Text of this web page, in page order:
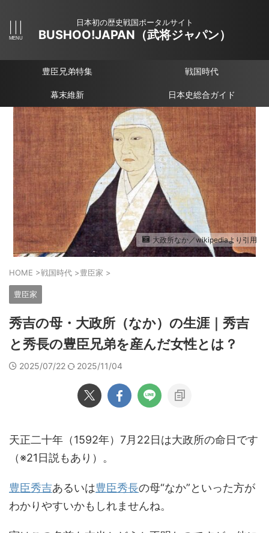
日本初の歴史戦国ポータルサイト
BUSHOO!JAPAN（武将ジャパン）
豊臣兄弟特集 戦国時代
幕末維新 日本史総合ガイド
大政所なか／wikipediaより引用
HOME >戦国時代 >豊臣家 >
豊臣家
秀吉の母・大政所（なか）の生涯｜秀吉
と秀長の豊臣兄弟を産んだ女性とは？
2025/07/22 2025/11/04
天正二十年（1592年）7月22日は大政所の命日です
（※21日説もあり）。
豊臣秀吉あるいは豊臣秀長の母“なか”といった方が
わかりやすいかもしれませんね。